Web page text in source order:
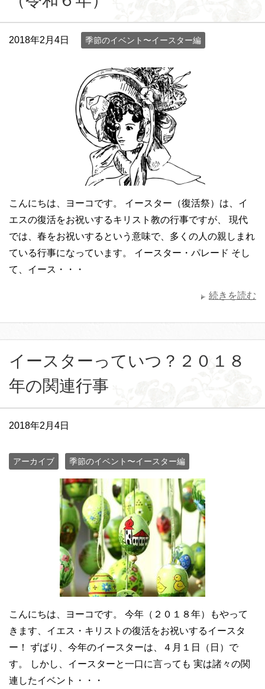
2018年2月4日 季節のイベント〜イースター編
こんにちは、ヨーコです。 イースター（復活祭）は、イ
エスの復活をお祝いするキリスト教の行事ですが、 現代
では、春をお祝いするという意味で、多くの人の親しまれ
ている行事になっています。 イースター・パレード そし
て、イース・・・
続きを読む
イースターっていつ？２０１８
年の関連行事
2018年2月4日
アーカイブ 季節のイベント〜イースター編
こんにちは、ヨーコです。 今年（２０１８年）もやって
きます、イエス・キリストの復活をお祝いするイースタ
ー！ ずばり、今年のイースターは、４月１日（日）で
す。 しかし、イースターと一口に言っても 実は諸々の関
連したイベント・・・